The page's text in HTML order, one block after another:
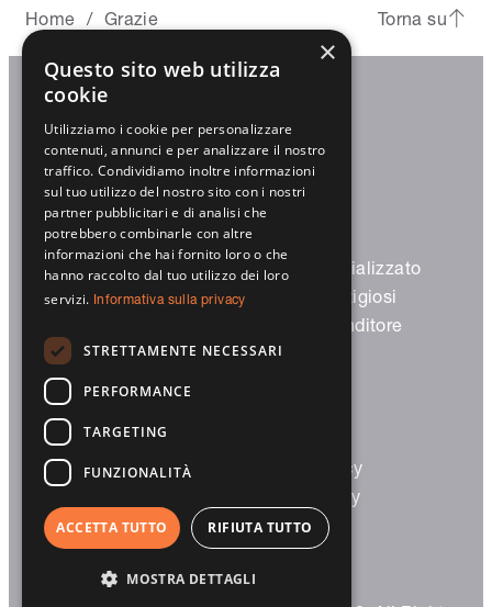
Home / Grazie Torna su
Trovaci
Prodotti
Avvolgibili
Screen
Garage
Smart Home
Partner specializzato
Partner prestigiosi
Diventa rivenditore
Architetti/costruttori
Partner prestigiosi
Privacy Policy
Cookie Policy
×
Questo sito web utilizza
cookie
Utilizziamo i cookie per personalizzare
contenuti, annunci e per analizzare il nostro
traffico. Condividiamo inoltre informazioni
sul tuo utilizzo del nostro sito con i nostri
partner pubblicitari e di analisi che
potrebbero combinarle con altre
informazioni che hai fornito loro o che
hanno raccolto dal tuo utilizzo dei loro
servizi. Informativa sulla privacy
STRETTAMENTE NECESSARI
PERFORMANCE
TARGETING
FUNZIONALITÀ
ACCETTA TUTTO RIFIUTA TUTTO
MOSTRA DETTAGLI